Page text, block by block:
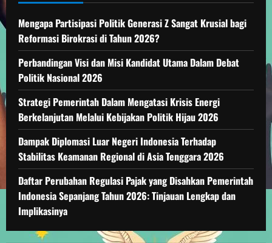
Mengapa Partisipasi Politik Generasi Z Sangat Krusial bagi
Reformasi Birokrasi di Tahun 2026?
Perbandingan Visi dan Misi Kandidat Utama Dalam Debat
Politik Nasional 2026
Strategi Pemerintah Dalam Mengatasi Krisis Energi
Berkelanjutan Melalui Kebijakan Politik Hijau 2026
Dampak Diplomasi Luar Negeri Indonesia Terhadap
Stabilitas Keamanan Regional di Asia Tenggara 2026
Daftar Perubahan Regulasi Pajak yang Disahkan Pemerintah
Indonesia Sepanjang Tahun 2026: Tinjauan Lengkap dan
Implikasinya